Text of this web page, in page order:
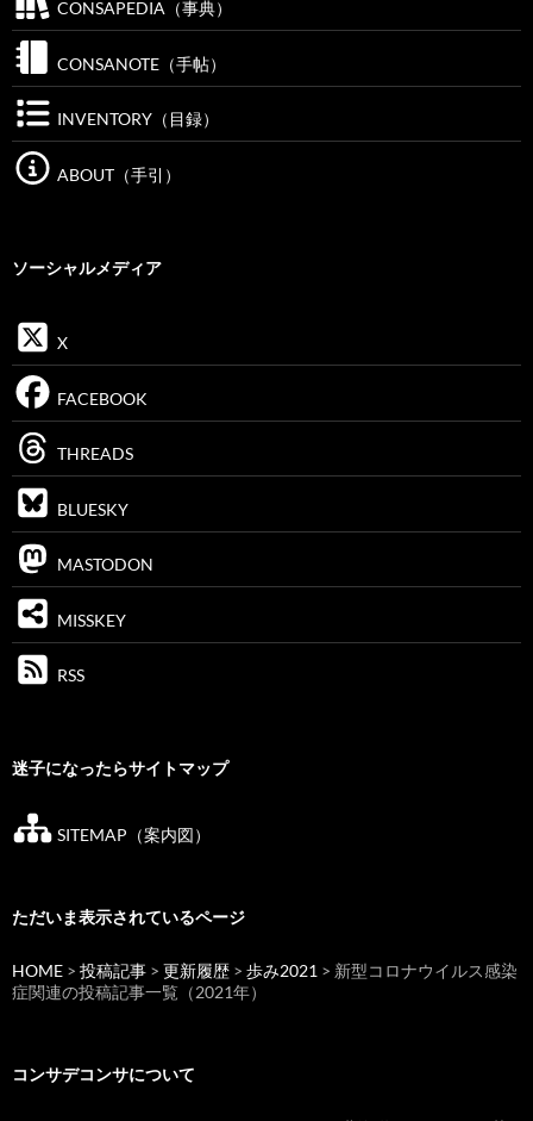
CONSAPEDIA（事典）
CONSANOTE（手帖）
INVENTORY（目録）
ABOUT（手引）
ソーシャルメディア
X
FACEBOOK
THREADS
BLUESKY
MASTODON
MISSKEY
RSS
迷子になったらサイトマップ
SITEMAP（案内図）
ただいま表示されているページ
HOME > 投稿記事 > 更新履歴 > 歩み2021 > 新型コロナウイルス感染
症関連の投稿記事一覧（2021年）
コンサデコンサについて